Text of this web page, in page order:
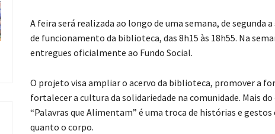
A feira será realizada ao longo de uma semana, de segunda
de funcionamento da biblioteca, das 8h15 às 18h55. Na
entregues oficialmente ao Fundo Social.
O projeto visa ampliar o acervo da biblioteca, promover a
fortalecer a cultura da solidariedade na comunidade. Mais
“Palavras que Alimentam” é uma troca de histórias e
quanto o corpo.